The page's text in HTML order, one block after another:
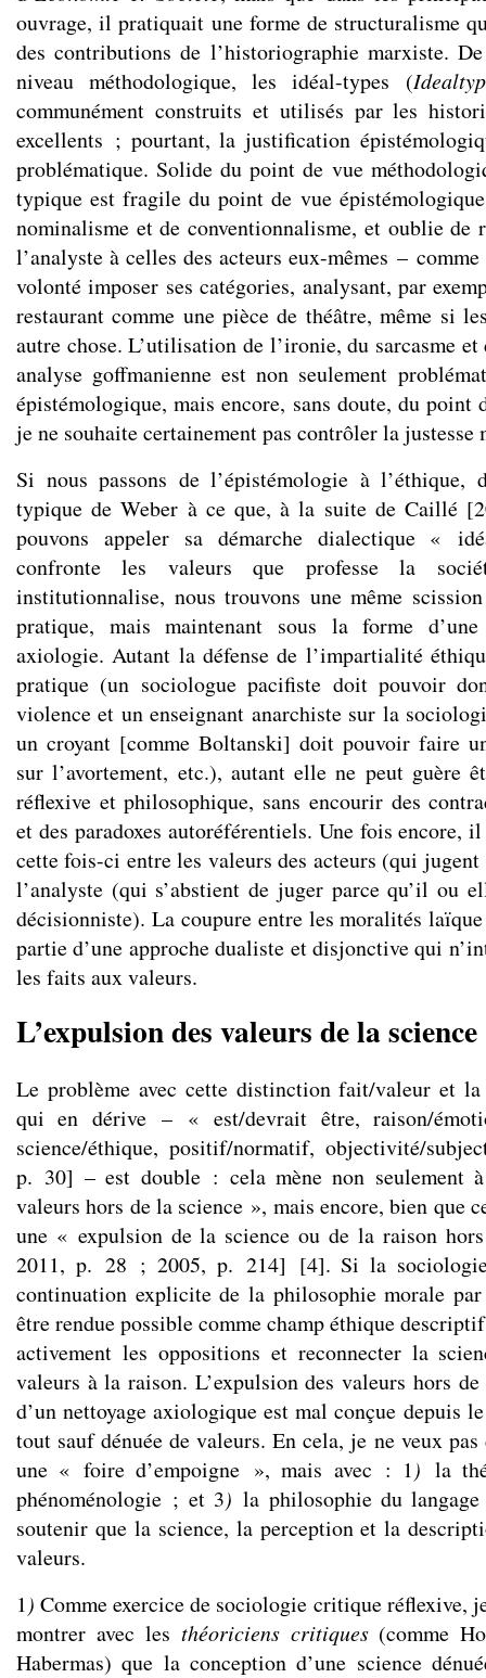
ouvrage, il pratiquait une forme de structuralisme
des contributions de l’historiographie marxiste.
niveau méthodologique, les idéal-types (
communément construits et utilisés par les
excellents ; pourtant, la justification
problématique. Solide du point de vue
typique est fragile du point de vue
nominalisme et de conventionnalisme, et oublie de
l’analyste à celles des acteurs eux-mêmes –
volonté imposer ses catégories, analysant, par
restaurant comme une pièce de théâtre, même si
autre chose. L’utilisation de l’ironie, du sarcasme
analyse goffmanienne est non seulement
épistémologique, mais encore, sans doute, du point
je ne souhaite certainement pas contrôler la justesse
Si nous passons de l’épistémologie à l’éthique,
typique de Weber à ce que, à la suite de Caillé
pouvons appeler sa démarche dialectique «
confronte les valeurs que professe la
institutionnalise, nous trouvons une même
pratique, mais maintenant sous la forme
axiologie. Autant la défense de l’impartialité
pratique (un sociologue pacifiste doit pouvoir
violence et un enseignant anarchiste sur la
un croyant [comme Boltanski] doit pouvoir faire
sur l’avortement, etc.), autant elle ne peut guère
réflexive et philosophique, sans encourir des
et des paradoxes autoréférentiels. Une fois encore,
cette fois-ci entre les valeurs des acteurs (qui
l’analyste (qui s’abstient de juger parce qu’il ou
décisionniste). La coupure entre les moralités
partie d’une approche dualiste et disjonctive qui
les faits aux valeurs.
L’expulsion des valeurs de la science
Le problème avec cette distinction fait/valeur et la
qui en dérive – « est/devrait être, raison/
science/éthique, positif/normatif, objectivité/
p. 30] – est double : cela mène non seulement
valeurs hors de la science », mais encore, bien que
une « expulsion de la science ou de la raison
2011, p. 28 ; 2005, p. 214] [4]. Si la
continuation explicite de la philosophie morale par
être rendue possible comme champ éthique
activement les oppositions et reconnecter la
valeurs à la raison. L’expulsion des valeurs hors
d’un nettoyage axiologique est mal conçue depuis
tout sauf dénuée de valeurs. En cela, je ne veux
une « foire d’empoigne », mais avec : 1) la
phénoménologie ; et 3) la philosophie du
soutenir que la science, la perception et la
valeurs.
1) Comme exercice de sociologie critique réflexive,
montrer avec les théoriciens critiques(comme
Habermas) que la conception d’une science